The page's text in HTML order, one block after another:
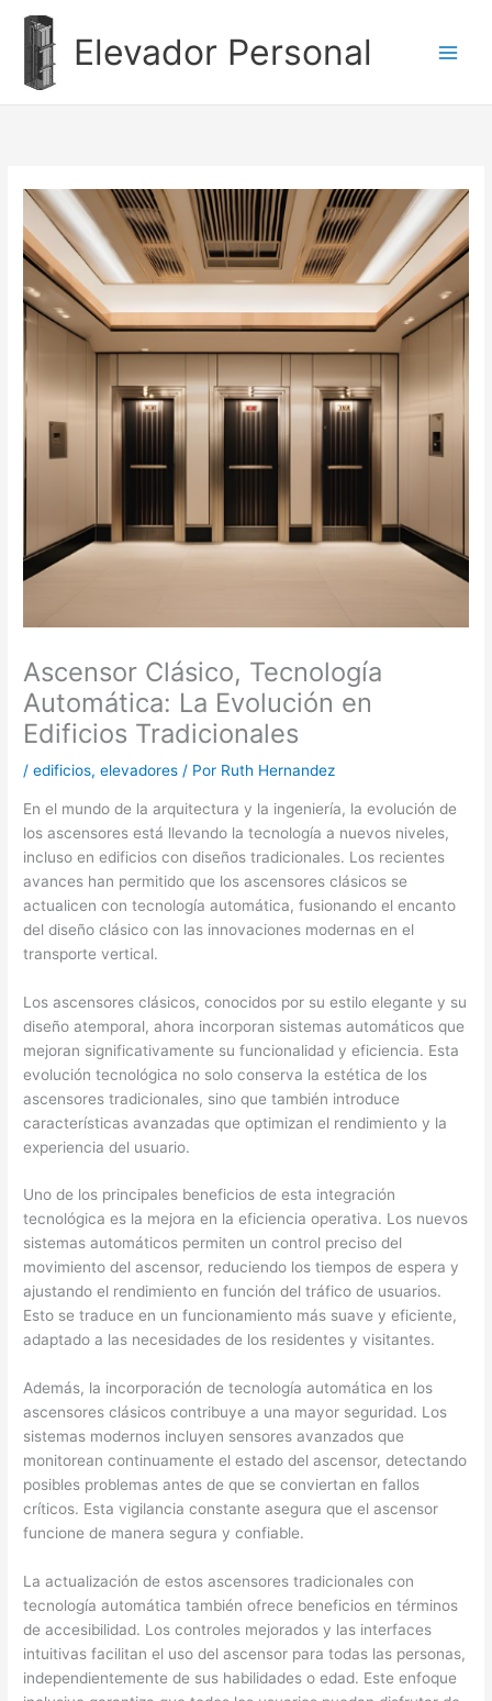
contenido
Elevador Personal
Ascensor Clásico, Tecnología
Automática: La Evolución en
Edificios Tradicionales
/edificios,elevadores / Por Ruth Hernandez
En el mundo de la arquitectura y la ingeniería, la evolución de
los ascensores está llevando la tecnología a nuevos niveles,
incluso en edificios con diseños tradicionales. Los recientes
avances han permitido que los ascensores clásicos se
actualicen con tecnología automática, fusionando el encanto
del diseño clásico con las innovaciones modernas en el
transporte vertical.
Los ascensores clásicos, conocidos por su estilo elegante y su
diseño atemporal, ahora incorporan sistemas automáticos que
mejoran significativamente su funcionalidad y eficiencia. Esta
evolución tecnológica no solo conserva la estética de los
ascensores tradicionales, sino que también introduce
características avanzadas que optimizan el rendimiento y la
experiencia del usuario.
Uno de los principales beneficios de esta integración
tecnológica es la mejora en la eficiencia operativa. Los nuevos
sistemas automáticos permiten un control preciso del
movimiento del ascensor, reduciendo los tiempos de espera y
ajustando el rendimiento en función del tráfico de usuarios.
Esto se traduce en un funcionamiento más suave y eficiente,
adaptado a las necesidades de los residentes y visitantes.
Además, la incorporación de tecnología automática en los
ascensores clásicos contribuye a una mayor seguridad. Los
sistemas modernos incluyen sensores avanzados que
monitorean continuamente el estado del ascensor, detectando
posibles problemas antes de que se conviertan en fallos
críticos. Esta vigilancia constante asegura que el ascensor
funcione de manera segura y confiable.
La actualización de estos ascensores tradicionales con
tecnología automática también ofrece beneficios en términos
de accesibilidad. Los controles mejorados y las interfaces
intuitivas facilitan el uso del ascensor para todas las personas,
independientemente de sus habilidades o edad. Este enfoque